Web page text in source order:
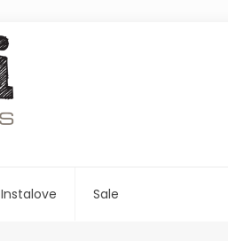
Instalove Sale